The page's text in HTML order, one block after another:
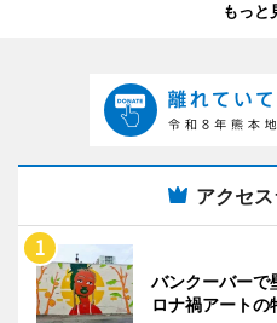
もっと
アクセ
バンクーバー
ロナ禍アートの